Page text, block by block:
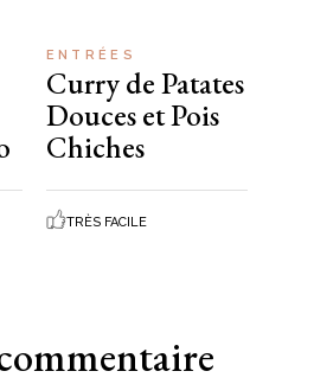
ENTRÉES
Curry de Patates
Douces et Pois
Chiches
TRÈS FACILE